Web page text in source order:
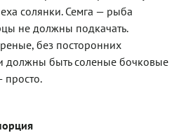
солянки. Семга — рыба
не должны подкачать.
без посторонних
должны быть соленые бочковые
просто.